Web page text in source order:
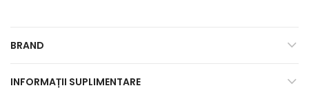
BRAND
INFORMAȚII SUPLIMENTARE